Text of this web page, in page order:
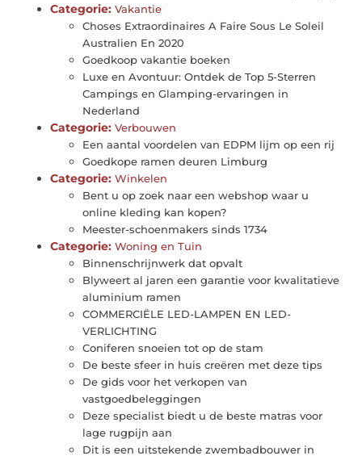
Categorie: Vakantie
Choses Extraordinaires A Faire Sous Le Soleil
Australien En 2020
Goedkoop vakantie boeken
Luxe en Avontuur: Ontdek de Top 5-Sterren
Campings en Glamping-ervaringen in
Nederland
Categorie: Verbouwen
Een aantal voordelen van EDPM lijm op een rij
Goedkope ramen deuren Limburg
Categorie: Winkelen
Bent u op zoek naar een webshop waar u
online kleding kan kopen?
Meester-schoenmakers sinds 1734
Categorie: Woning en Tuin
Binnenschrijnwerk dat opvalt
Blyweert al jaren een garantie voor kwalitatieve
aluminium ramen
COMMERCIËLE LED-LAMPEN EN LED-
VERLICHTING
Coniferen snoeien tot op de stam
De beste sfeer in huis creëren met deze tips
De gids voor het verkopen van
vastgoedbeleggingen
Deze specialist biedt u de beste matras voor
lage rugpijn aan
Dit is een uitstekende zwembadbouwer in